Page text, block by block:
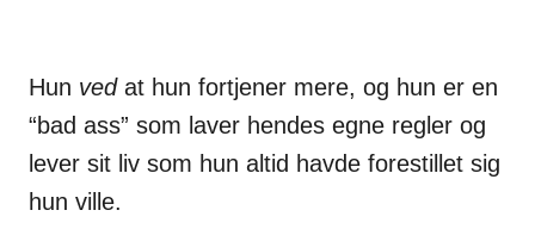
Hun ved at hun fortjener mere, og hun er en
“bad ass” som laver hendes egne regler og
lever sit liv som hun altid havde forestillet sig
hun ville.